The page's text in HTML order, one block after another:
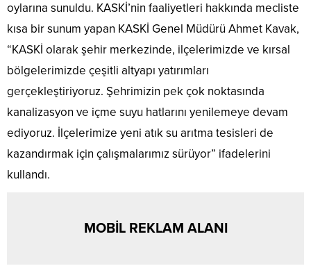
oylarına sunuldu. KASKİ’nin faaliyetleri hakkında mecliste
kısa bir sunum yapan KASKİ Genel Müdürü Ahmet Kavak,
“KASKİ olarak şehir merkezinde, ilçelerimizde ve kırsal
bölgelerimizde çeşitli altyapı yatırımları
gerçekleştiriyoruz. Şehrimizin pek çok noktasında
kanalizasyon ve içme suyu hatlarını yenilemeye devam
ediyoruz. İlçelerimize yeni atık su arıtma tesisleri de
kazandırmak için çalışmalarımız sürüyor” ifadelerini
kullandı.
MOBİL REKLAM ALANI